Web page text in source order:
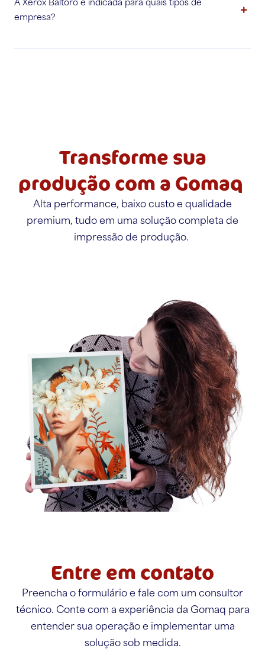
A Xerox Baltoro é indicada para quais tipos de
empresa?
Transforme sua
produção com a Gomaq
Alta performance, baixo custo e qualidade
premium, tudo em uma solução completa de
impressão de produção.
Entre em contato
Preencha o formulário e fale com um consultor
técnico. Conte com a experiência da Gomaq para
entender sua operação e implementar uma
solução sob medida.